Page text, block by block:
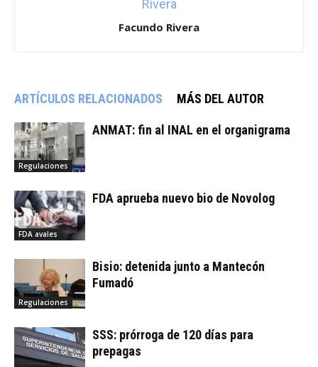
Facundo Rivera
ARTÍCULOS RELACIONADOS MÁS DEL AUTOR
Regulaciones
ANMAT: fin al INAL en el organigrama
FDA avales
FDA aprueba nuevo bio de Novolog
Regulaciones
Bisio: detenida junto a Mantecón
Fumadó
SSS: prórroga de 120 días para
prepagas